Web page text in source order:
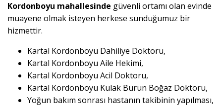
Kordonboyu mahallesinde güvenli ortamı olan evinde
muayene olmak isteyen herkese sunduğumuz bir
hizmettir.
Kartal Kordonboyu Dahiliye Doktoru,
Kartal Kordonboyu Aile Hekimi,
Kartal Kordonboyu Acil Doktoru,
Kartal Kordonboyu Kulak Burun Boğaz Doktoru,
Yoğun bakım sonrası hastanın takibinin yapılması,